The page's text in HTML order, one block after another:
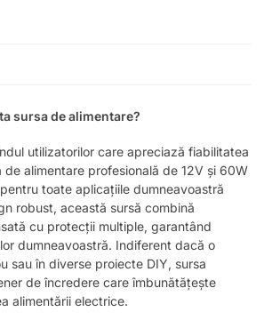
sursa de alimentare?
utilizatorilor care apreciază fiabilitatea
de alimentare profesională de 12V și 60W
toate aplicațiile dumneavoastră
robust, această sursă combină
cu protecții multiple, garantând
dumneavoastră. Indiferent dacă o
sau în diverse proiecte DIY, sursa
de încredere care îmbunătățește
alimentării electrice.